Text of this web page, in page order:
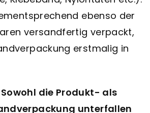
ebenso der
versandfertig verpackt,
erstmalig in
die Produkt- als
unterfallen